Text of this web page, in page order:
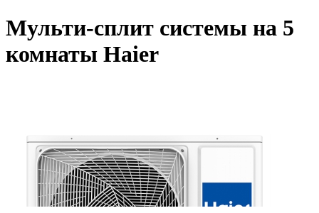
Мульти-сплит системы на 5
комнаты Haier